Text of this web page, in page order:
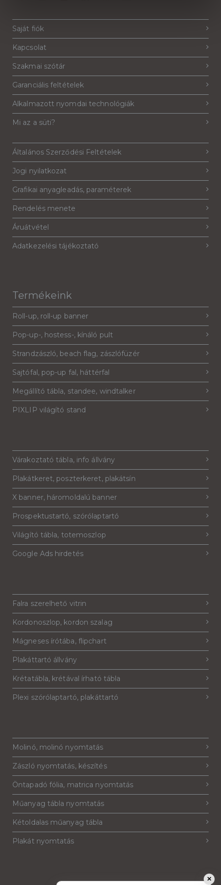
Saját fiók
Kapcsolat
Szakmai szótár
Garanciális feltételek
Alkalmazott nyomdai technológiák
Mi az a süti?
Általános Szerződési Feltételek
Jogi nyilatkozat
Grafikai anyagleadás, paraméterek
Rendelés menete
Áruátvétel
Adatkezelési tájékoztató
Termékeink
Roll-up, roll-up banner
Pop-up-, hostess-, kínáló pult
Strandzászló, beach flag, zászlófüzér
Sajtófal, pop-up fal, háttérfal
Megállító tábla, standee, windtalker
PIXLIP világító stand
Várakoztató tábla, info állvány
Plakátkeret, poszterkeret, plakátsín
X banner, háromoldalú banner
Prospektustartó, szórólaptartó
Világító tábla, totemoszlop
Google Ads hirdetés
Falra szerelhető vitrin
Kordonoszlop, kordon szalag
Mágneses írótába, flipchart
Plakáttartó állvány
Krétatábla, krétával írható tábla
Plexi szórólaptartó, plakáttartó
Molinó, molinó nyomtatás
Zászló nyomtatás, készítés
Öntapadó fólia, matrica nyomtatás
Műanyag tábla nyomtatás
Kétoldalas műanyag tábla
Plakát nyomtatás
✕